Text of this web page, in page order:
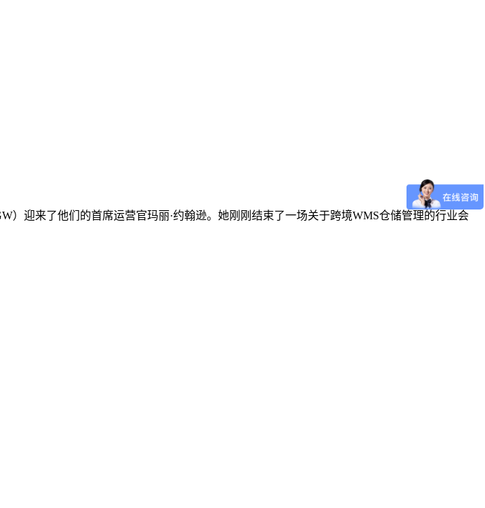
）迎来了他们的首席运营官玛丽·约翰逊。她刚刚结束了一场关于跨境WMS仓储管理的行业会